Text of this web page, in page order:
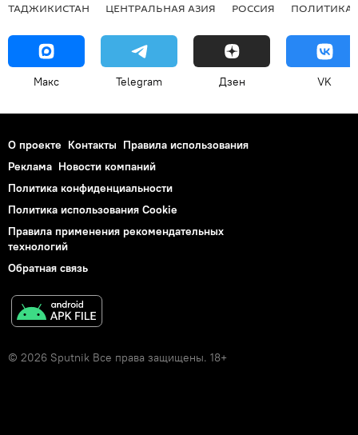
ТАДЖИКИСТАН ЦЕНТРАЛЬНАЯ АЗИЯ РОССИЯ ПОЛИТИКА
Макс Telegram Дзен VK
О проекте Контакты Правила использования
Реклама Новости компаний
Политика конфиденциальности
Политика использования Cookie
Правила применения рекомендательных
технологий
Обратная связь
© 2026 Sputnik Все права защищены. 18+